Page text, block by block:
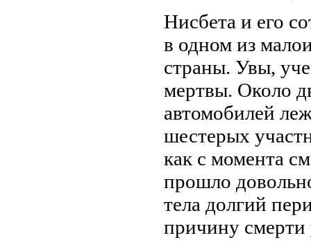
Нисбета и его
в одном из
страны. Увы,
мертвы. Около
автомобилей
шестерых
как с момента
прошло
тела долгий
причину смерти